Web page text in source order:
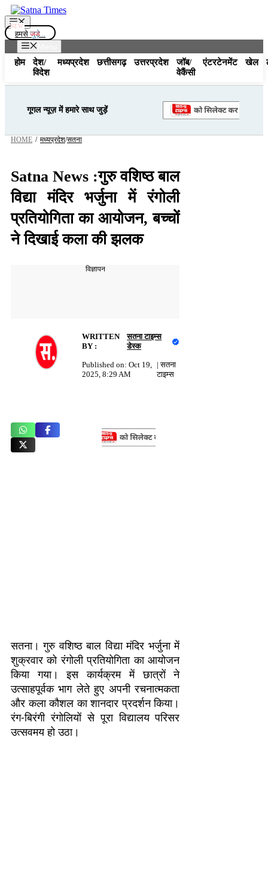
Skip
to
content
Menu
हमसे जुड़े...
होम
देश/
विदेश
मध्यप्रदेश छत्तीसगढ़ उत्तरप्रदेश
जॉब/
वेकैंसी
एंटरटेनमेंट खेल
गूगल न्यूज़ में हमारे साथ जुड़ें
HOME / मध्यप्रदेश/सतना
Satna News :गुरु वशिष्ठ बाल
विद्या मंदिर भर्जुना में रंगोली
प्रतियोगिता का आयोजन, बच्चों
ने दिखाई कला की झलक
विज्ञापन
WRITTEN
BY :
सतना टाइम्स
डेस्क
Published on: Oct 19,
2025, 8:29 AM
|सतना
टाइम्स
सतना। गुरु वशिष्ठ बाल विद्या मंदिर भर्जुना में
शुक्रवार को रंगोली प्रतियोगिता का आयोजन
किया गया। इस कार्यक्रम में छात्रों ने
उत्साहपूर्वक भाग लेते हुए अपनी रचनात्मकता
और कला कौशल का शानदार प्रदर्शन किया।
रंग-बिरंगी रंगोलियों से पूरा विद्यालय परिसर
उत्सवमय हो उठा।